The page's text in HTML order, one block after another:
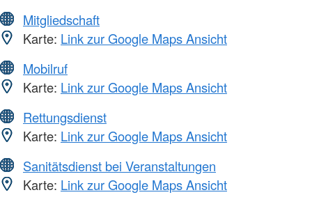
Mitgliedschaft
Karte: Link zur Google Maps Ansicht
Mobilruf
Karte: Link zur Google Maps Ansicht
Rettungsdienst
Karte: Link zur Google Maps Ansicht
Sanitätsdienst bei Veranstaltungen
Karte: Link zur Google Maps Ansicht